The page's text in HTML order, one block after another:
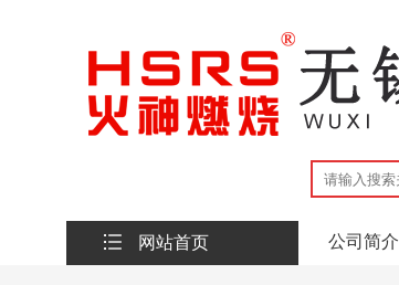
网站首页 公司简介